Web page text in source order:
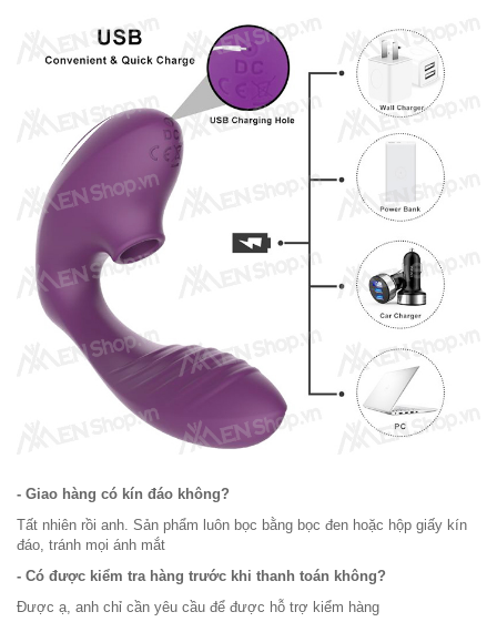
- Giao hàng có kín đáo không?
Tất nhiên rồi anh. Sản phẩm luôn bọc bằng bọc đen hoặc hộp giấy kín
đáo, tránh mọi ánh mắt
- Có được kiểm tra hàng trước khi thanh toán không?
Được ạ, anh chỉ cần yêu cầu để được hỗ trợ kiểm hàng